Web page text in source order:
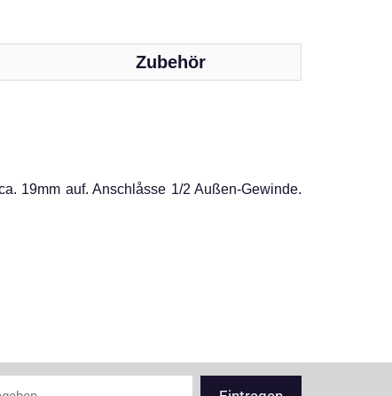
Zubehör
19mm auf. Anschlåsse 1/2 Außen-Gewinde.